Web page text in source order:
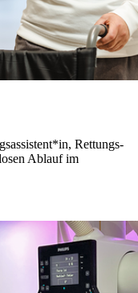
Rettungs-
Ablauf im